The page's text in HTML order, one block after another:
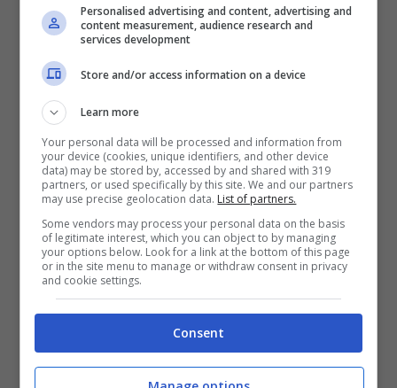
di fatto di assoggettare la vittima in modo
sistematico alla richiesta del pizzo” minacciando
di appiccare un incendio ad alcuni furgoni.
Articoli recenti
Personalised advertising and content, advertising and
content measurement, audience research and
services development
Store and/or access information on a device
Learn more
Your personal data will be processed and information from
your device (cookies, unique identifiers, and other device
data) may be stored by, accessed by and shared with 319
partners, or used specifically by this site. We and our partners
may use precise geolocation data. List of partners.
Some vendors may process your personal data on the basis
of legitimate interest, which you can object to by managing
your options below. Look for a link at the bottom of this page
or in the site menu to manage or withdraw consent in privacy
and cookie settings.
Consent